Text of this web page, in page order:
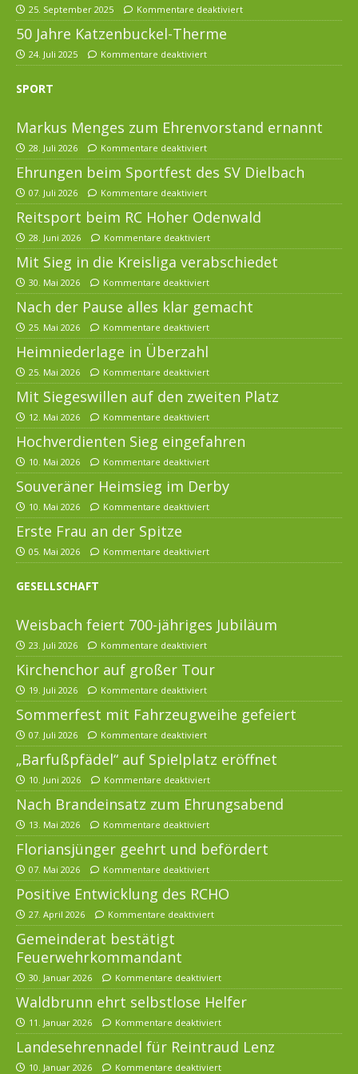
25. September 2025 Kommentare deaktiviert
50 Jahre Katzenbuckel-Therme
24. Juli 2025 Kommentare deaktiviert
SPORT
Markus Menges zum Ehrenvorstand ernannt
28. Juli 2026 Kommentare deaktiviert
Ehrungen beim Sportfest des SV Dielbach
07. Juli 2026 Kommentare deaktiviert
Reitsport beim RC Hoher Odenwald
28. Juni 2026 Kommentare deaktiviert
Mit Sieg in die Kreisliga verabschiedet
30. Mai 2026 Kommentare deaktiviert
Nach der Pause alles klar gemacht
25. Mai 2026 Kommentare deaktiviert
Heimniederlage in Überzahl
25. Mai 2026 Kommentare deaktiviert
Mit Siegeswillen auf den zweiten Platz
12. Mai 2026 Kommentare deaktiviert
Hochverdienten Sieg eingefahren
10. Mai 2026 Kommentare deaktiviert
Souveräner Heimsieg im Derby
10. Mai 2026 Kommentare deaktiviert
Erste Frau an der Spitze
05. Mai 2026 Kommentare deaktiviert
GESELLSCHAFT
Weisbach feiert 700-jähriges Jubiläum
23. Juli 2026 Kommentare deaktiviert
Kirchenchor auf großer Tour
19. Juli 2026 Kommentare deaktiviert
Sommerfest mit Fahrzeugweihe gefeiert
07. Juli 2026 Kommentare deaktiviert
„Barfußpfädel“ auf Spielplatz eröffnet
10. Juni 2026 Kommentare deaktiviert
Nach Brandeinsatz zum Ehrungsabend
13. Mai 2026 Kommentare deaktiviert
Floriansjünger geehrt und befördert
07. Mai 2026 Kommentare deaktiviert
Positive Entwicklung des RCHO
27. April 2026 Kommentare deaktiviert
Gemeinderat bestätigt
Feuerwehrkommandant
30. Januar 2026 Kommentare deaktiviert
Waldbrunn ehrt selbstlose Helfer
11. Januar 2026 Kommentare deaktiviert
Landesehrennadel für Reintraud Lenz
10. Januar 2026 Kommentare deaktiviert